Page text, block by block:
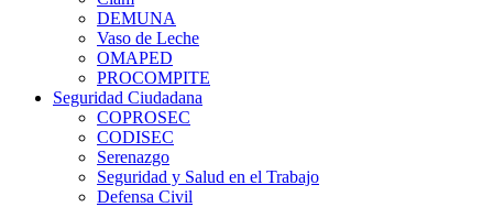
DEMUNA
Vaso de Leche
OMAPED
PROCOMPITE
Seguridad Ciudadana
COPROSEC
CODISEC
Serenazgo
Seguridad y Salud en el Trabajo
Defensa Civil